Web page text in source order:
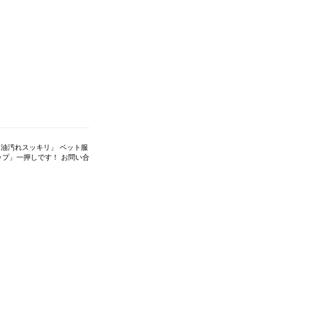
汚れスッキリ」 ペット服
」一押しです！ お問い合